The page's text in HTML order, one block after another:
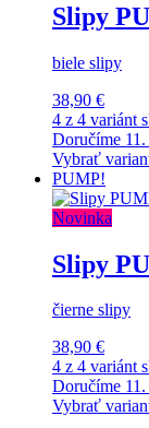
Slipy
biele slipy
38,90 €
4 z 4 variánt
Doručíme
Vybrať
PUMP!
Novinka
Slipy
čierne slipy
38,90 €
4 z 4 variánt
Doručíme
Vybrať